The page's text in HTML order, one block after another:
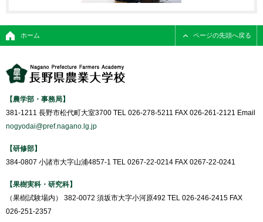
ホーム ページの先頭へ戻る
【農学部・事務局】
381-1211 長野市松代町大室3700 TEL 026-278-5211 FAX 026-261-2121 Email
nogyodai@pref.nagano.lg.jp
【研修部】
384-0807 小諸市大字山浦4857-1 TEL 0267-22-0214 FAX 0267-22-0241
【果樹実科・研究科】
（果樹試験場内） 382-0072 須坂市大字小河原492 TEL 026-246-2415 FAX
026-251-2357